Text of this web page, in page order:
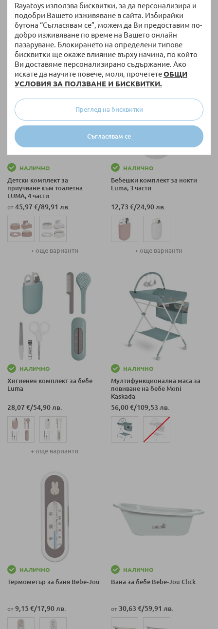
Rayatoys използва бисквитки, за да персонализира и
подобри Вашето изживяване в сайта. Избирайки
бутона “Съгласявам се”, можем да Ви предоставим по-
добро изживяване по време на Вашето онлайн
пазаруване. Блокирането на определени типове
бисквитки ще окаже влияние върху начина, по който
Ви доставяме персонализирано съдържание. Ако
искате да научите повече, моля, прочететеОБЩИ
УСЛОВИЯ ЗА ПОЛЗВАНЕ И БИСКВИТКИ.
Съгласявам се
Преглед на бисквитки
20,40 €/39,90 лв.
+ още варианти
от 15,29 €/29,90 лв.
+ още варианти
НАЛИЧНО
Детски комплект за
приучване към тоалетна
LUMA, 4 части
от 45,97 €/89,91 лв.
+ още варианти
НАЛИЧНО
Бебешки комплект за нокти
Luma, 3 части
12,73 €/24,90 лв.
+ още варианти
НАЛИЧНО
Хигиенен комплект за бебе
Luma
28,07 €/54,90 лв.
+ още варианти
НАЛИЧНО
Мултифункционална маса за
повиване на бебе Moni
Kaskada
56,00 €/109,53 лв.
НАЛИЧНО
Термометър за баня Bеbе-Jou
от 9,15 €/17,90 лв.
НАЛИЧНО
Вана за бебе Bеbе-Jou Click
от 30,63 €/59,91 лв.